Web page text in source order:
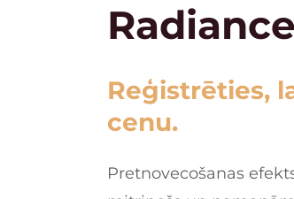
Reģistrēties,
cenu.
Pretnovecošanas